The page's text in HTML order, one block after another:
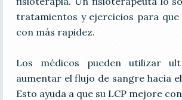
tratamientos y ejercicios para que
con más rapidez.
Los médicos pueden utilizar
aumentar el flujo de sangre hacia
Esto ayuda a que su LCP mejore